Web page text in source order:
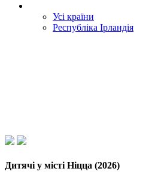
Усі країни
Республіка Ірландія
Дитячі у місті Ніцца (2026)